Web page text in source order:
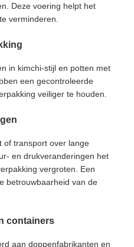
Deze voering helpt het
verminderen.
in kimchi-stijl en potten met
een gecontroleerde
veiliger te houden.
of transport over lange
en drukveranderingen het
vergroten. Een
betrouwbaarheid van de
containers
aan doppenfabrikanten en